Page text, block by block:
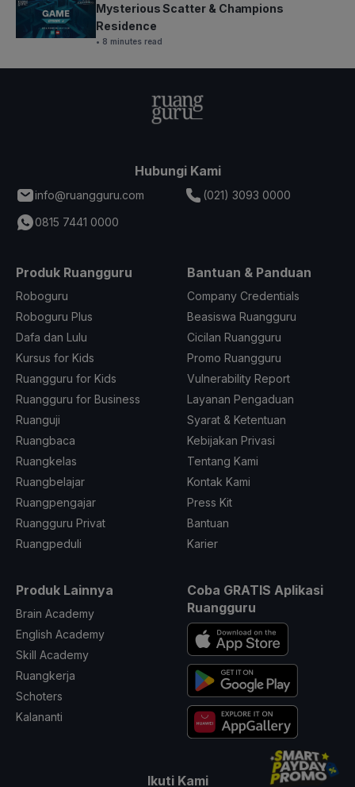
Mysterious Scatter & Champions
Residence
• 8 minutes read
Hubungi Kami
info@ruangguru.com
(021) 3093 0000
0815 7441 0000
Produk Ruangguru
Roboguru
Roboguru Plus
Dafa dan Lulu
Kursus for Kids
Ruangguru for Kids
Ruangguru for Business
Ruanguji
Ruangbaca
Ruangkelas
Ruangbelajar
Ruangpengajar
Ruangguru Privat
Ruangpeduli
Bantuan & Panduan
Company Credentials
Beasiswa Ruangguru
Cicilan Ruangguru
Promo Ruangguru
Vulnerability Report
Layanan Pengaduan
Syarat & Ketentuan
Kebijakan Privasi
Tentang Kami
Kontak Kami
Press Kit
Bantuan
Karier
Produk Lainnya
Brain Academy
English Academy
Skill Academy
Ruangkerja
Schoters
Kalananti
Coba GRATIS Aplikasi
Ruangguru
Ikuti Kami